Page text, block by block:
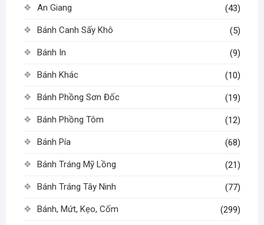
chọn
An Giang (43)
Bánh Canh Sấy Khô (5)
Bánh In (9)
Bánh Khác (10)
Bánh Phồng Sơn Đốc (19)
Bánh Phồng Tôm (12)
Bánh Pía (68)
Bánh Tráng Mỹ Lồng (21)
Bánh Tráng Tây Ninh (77)
Bánh, Mứt, Kẹo, Cốm (299)